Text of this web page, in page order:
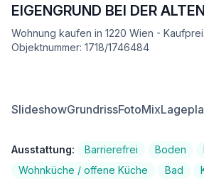
EIGENGRUND BEI DER
Wohnung kaufen in 1220 Wien -
Objektnummer: 1718/1746484
SlideshowGrundrissFotoMix
Ausstattung: Barrierefrei Boden
Wohnküche / offene Küche
Bad